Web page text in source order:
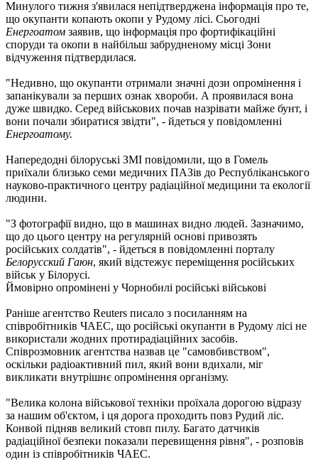
Минулого тижня з'явилася непідтверджена інформація про те,
що окупанти копають окопи у Рудому лісі. Сьогодні
Енергоатом заявив, що інформація про фортифікаційні
споруди та окопи в найбільш забрудненому місці Зони
відчуження підтвердилася.
"Недивно, що окупанти отримали значні дози опромінення і
запанікували за перших ознак хвороби. А проявилася вона
дуже швидко. Серед військових почав назрівати майже бунт, і
вони почали збиратися звідти", - йдеться у повідомленні
Енергоатому.
Напередодні білоруські ЗМІ повідомили, що в Гомель
приїхали близько семи медичних ПАЗів до Республіканського
науково-практичного центру радіаційної медицини та екології
людини.
"З фотографії видно, що в машинах видно людей. Зазначимо,
що до цього центру на регулярній основі привозять
російських солдатів", - йдеться в повідомленні порталу
Белорусский Гаюн, який відстежує переміщення російських
військ у Білорусі.
Ймовірно опромінені у Чорнобилі російські військові
Раніше агентство Reuters писало з посиланням на
співробітників ЧАЕС, що російські окупанти в Рудому лісі не
використали жодних протирадіаційних засобів.
Співрозмовник агентства назвав це "самовбивством",
оскільки радіоактивний пил, який вони вдихали, міг
викликати внутрішнє опромінення організму.
"Велика колона військової техніки проїхала дорогою відразу
за нашим об'єктом, і ця дорога проходить повз Рудий ліс.
Конвой підняв великий стовп пилу. Багато датчиків
радіаційної безпеки показали перевищення рівня", - розповів
один із співробітників ЧАЕС.